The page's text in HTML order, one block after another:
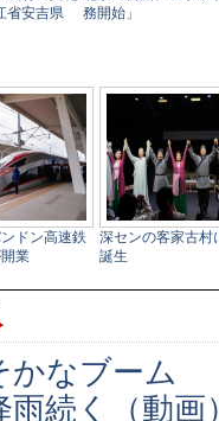
なブーム
雨続く（動画